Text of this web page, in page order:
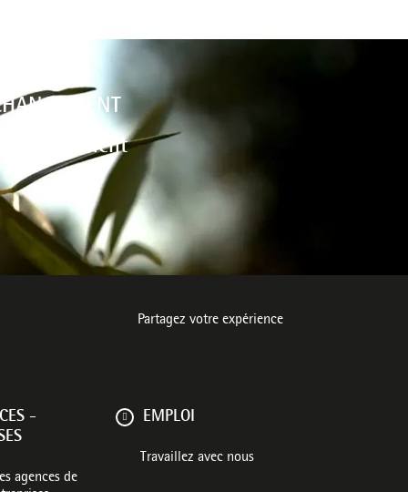
Partagez votre expérience
-
agences de
EMPLOI
Travaillez avec nous